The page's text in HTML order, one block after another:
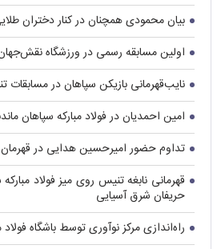
بیان محمودی همچنان در کنار دختران
اولین مسابقه رسمی در ورزشگاه
نایب‌قهرمانی بازیکن سپاهان در
امین احمدیان در فولاد مبارکه سپاهان
تداوم حضور امیرحسین هدایی در قهرمان
قهرمانی نابغه تنیس روی میز فولاد
حریفان شرق آسیایی
راه‌اندازی مرکز نوآوری توسط باشگاه فولاد